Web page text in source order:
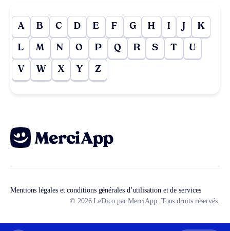
A B C D E F G H I J K
L M N O P Q R S T U
V W X Y Z
Mentions légales et conditions générales d’utilisation et de services
© 2026 LeDico par MerciApp. Tous droits réservés.